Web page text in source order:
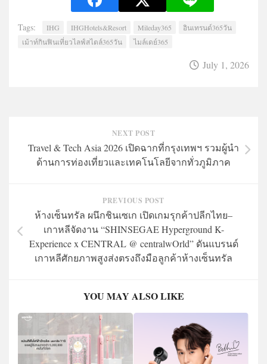
Tags: IHG IHGHotels&Resort Mileday365
อินเทรนด์365วัน
เม้าท์กินฟินเที่ยวไลฟ์สไตล์365วัน
ไมล์เดย์365
July 1, 2026
NEXT POST
Travel & Tech Asia 2026 เปิดฉากที่กรุงเทพฯ รวมผู้นำ
ด้านการท่องเที่ยวและเทคโนโลยีจากทั่วภูมิภาค
PREVIOUS POST
ห้างเซ็นทรัล ผนึกชินเซเก เปิดเกมรุกค้าปลีกไทย–
เกาหลีจัดงาน “SHINSEGAE Hyperground K-
Experience x CENTRAL @ centralwOrld” ดันแบรนด์
เกาหลีศักยภาพสูงส่งตรงถึงมือลูกค้าห้างเซ็นทรัล
YOU MAY ALSO LIKE